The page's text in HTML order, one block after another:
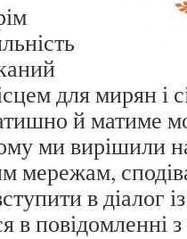
для мирян і
й матиме
ми вирішили
мережам,
в діалог
в повідомленні